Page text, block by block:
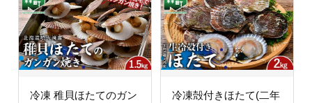
冷凍 稚貝ほたてのガン
冷凍殻付きほたて(二年